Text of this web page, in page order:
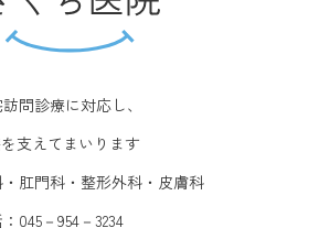
問診療に対応し、
支えてまいります
肛門科・整形外科・皮膚科
045－954－3234